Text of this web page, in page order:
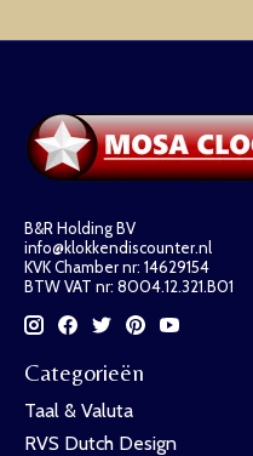
B&R Holding BV
info@klokkendiscounter.nl
KVK Chamber nr: 14629154
BTW VAT nr: 8004.12.321.B01
Categorieën
Taal & Valuta
RVS Dutch Design